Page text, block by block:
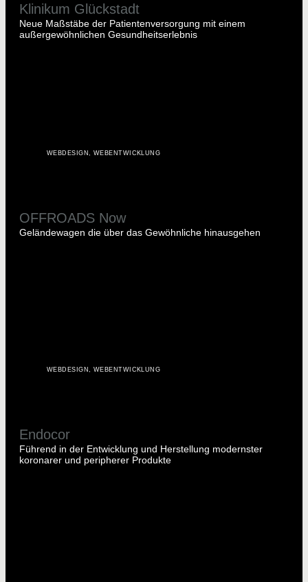
Klinikum Glückstadt
Neue Maßstäbe der Patientenversorgung mit einem
außergewöhnlichen Gesundheitserlebnis
WEBDESIGN, WEBENTWICKLUNG
OFFROADS Now
Geländewagen die über das Gewöhnliche hinausgehen
WEBDESIGN WEBENTWICKLUNG
Endocor
Führend in der Entwicklung und Herstellung modernster
koronarer und peripherer Produkte